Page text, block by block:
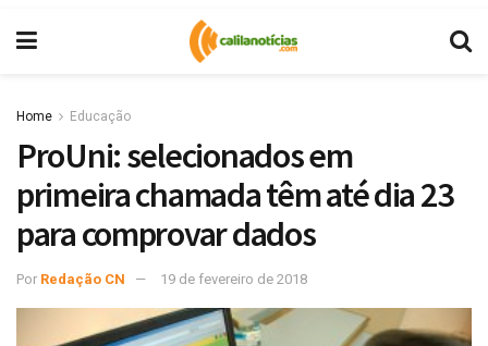
Home Educação
ProUni: selecionados em
primeira chamada têm até dia 23
para comprovar dados
Por Redação CN 19 de fevereiro de 2018